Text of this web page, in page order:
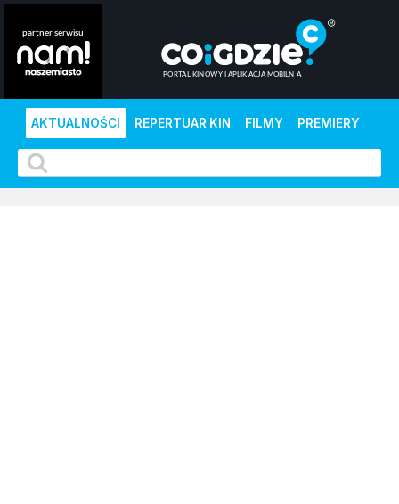
AKTUALNOŚCI REPERTUAR KIN FILMY PREMIERY